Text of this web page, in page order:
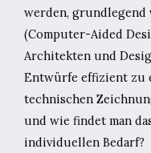
werden, grundlegend
(Computer-Aided
Architekten und
Entwürfe effizient zu
technischen
und wie findet man
individuellen Bedarf?